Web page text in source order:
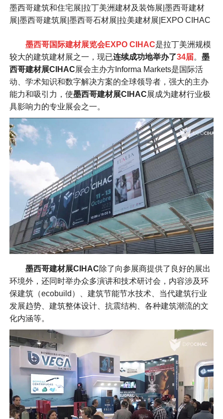
墨西哥建筑和住宅展|拉丁美洲建材及装饰展|墨西哥建材
展|墨西哥建筑展|墨西哥石材展|拉美建材展|EXPO CIHAC
墨西哥国际建材展览会EXPO CIHAC是拉丁美洲规模
较大的建筑建材展之一，现已连续成功地举办了34届。 墨
西哥建材展CIHAC展会主办方Informa Markets是国际活
动、学术知识和数字解决方案的全球领导者，强大的主办
能力和吸引力，使墨西哥建材展CIHAC展成为建材行业极
具影响力的专业展会之一。
墨西哥建材展CIHAC除了向参展商提供了良好的展出
环境外，还同时举办众多演讲和技术研讨会，内容涉及环
保建筑（ecobuild）、建筑节能节水技术、当代建筑行业
发展趋势、建筑整体设计、抗震结构、各种建筑潮流的文
化内涵等。